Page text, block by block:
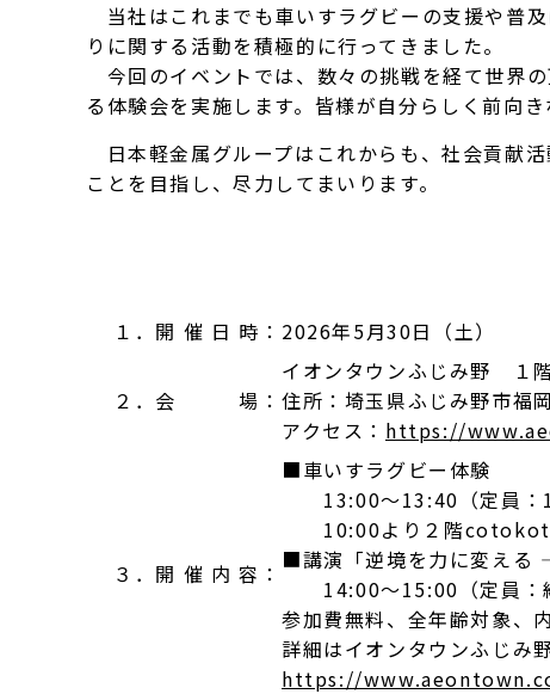
当社はこれまでも車いすラグビーの支援や普
りに関する活動を積極的に行ってきました。
今回のイベントでは、数々の挑戦を経て世界
る体験会を実施します。皆様が自分らしく前向
日本軽金属グループはこれからも、社会貢献
ことを目指し、尽力してまいります。
１．開 催 日 時： 2026年5月30日（土）
２．会 場：
イオンタウンふじみ野 １
住所：埼玉県ふじみ野市福
アクセス： https://
３．開 催 内 容：
■車いすラグビー体験
13:00～13:40（定員：
10:00より２階
■講演「逆境を力に変える
14:00～15:00（定員：
参加費無料、全年齢対象、
詳細はイオンタウンふじみ
https://